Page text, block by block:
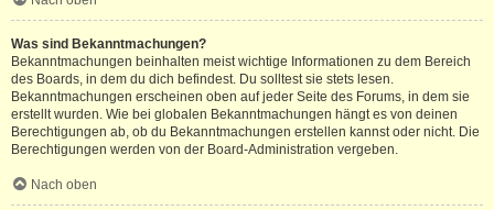
Was sind Bekanntmachungen?
Bekanntmachungen beinhalten meist wichtige Informationen zu dem Bereich
des Boards, in dem du dich befindest. Du solltest sie stets lesen.
Bekanntmachungen erscheinen oben auf jeder Seite des Forums, in dem sie
erstellt wurden. Wie bei globalen Bekanntmachungen hängt es von deinen
Berechtigungen ab, ob du Bekanntmachungen erstellen kannst oder nicht. Die
Berechtigungen werden von der Board-Administration vergeben.
Nach oben